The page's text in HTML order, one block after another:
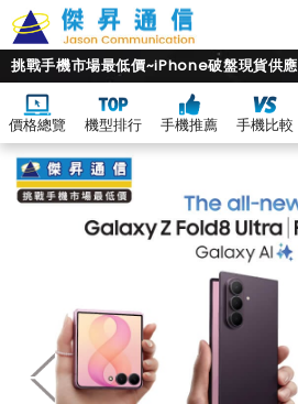
挑戰手機市場最低價~iPhone破盤現貨供應
價格總覽 機型排行 手機推薦 手機比較